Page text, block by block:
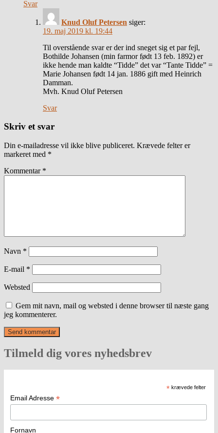
Svar
Knud Oluf Petersen siger:
19. maj 2019 kl. 19:44
Til overstående svar er der ind sneget sig et par fejl,
Bothilde Johansen (min farmor født 13 feb. 1892) er
ikke hende man kaldte “Tidde” det var “Tante Tidde” =
Marie Johansen født 14 jan. 1886 gift med Heinrich
Damman.
Mvh. Knud Oluf Petersen
Svar
Skriv et svar
Din e-mailadresse vil ikke blive publiceret. Krævede felter er
markeret med *
Kommentar *
Navn *
E-mail *
Websted
Gem mit navn, mail og websted i denne browser til næste gang
jeg kommenterer.
Tilmeld dig vores nyhedsbrev
* krævede felter
Email Adresse *
Fornavn